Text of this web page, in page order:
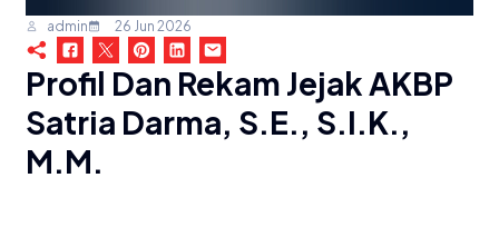
admin 26 Jun 2026
Profil Dan Rekam Jejak AKBP
Satria Darma, S.E., S.I.K.,
M.M.